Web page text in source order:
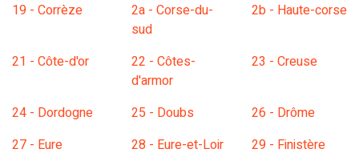
19 - Corrèze
2a - Corse-du-
sud
2b - Haute-corse
21 - Côte-d'or
22 - Côtes-
d'armor
23 - Creuse
24 - Dordogne 25 - Doubs
26 - Drôme
27 - Eure
28 - Eure-et-Loir
29 - Finistère